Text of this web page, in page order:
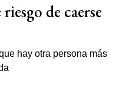
de caerse